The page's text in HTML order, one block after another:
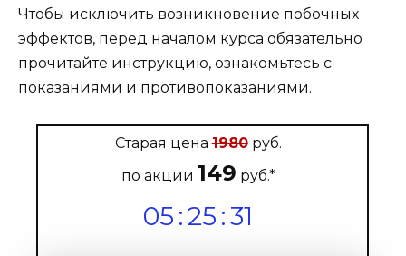
Чтобы исключить возникновение побочных
эффектов, перед началом курса обязательно
прочитайте инструкцию, ознакомьтесь с
показаниями и противопоказаниями.
Старая цена1980руб.
по акции 149 руб.*
05 : 25 : 29